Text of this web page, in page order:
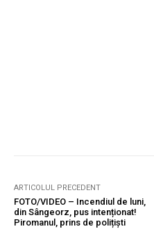
ARTICOLUL PRECEDENT
FOTO/VIDEO – Incendiul de luni,
din Sângeorz, pus intenționat!
Piromanul, prins de polițiști